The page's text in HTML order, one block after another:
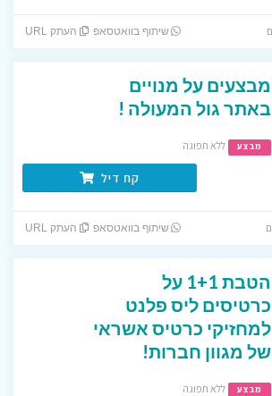
שיתוף בוואטסאפ העתק URL
מבצעים על מנויים
באתר גול המעולה !
מבצע ללא תפוגה
קח דיל
שיתוף בוואטסאפ העתק URL
הטבת 1+1 על
כרטיסים ליס פלנט
למחזיקי כרטיס אשראי
של מגוון חברות!
מבצע ללא תפוגה